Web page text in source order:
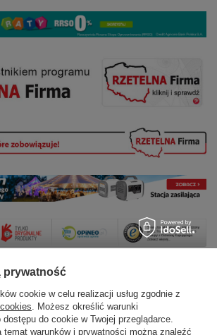
Zamówienia
Status zamówienia
prywatność
cookie w celu realizacji usług zgodnie z
. Możesz określić warunki
do cookie w Twojej przeglądarce.
temat warunków i prywatności można znaleźć